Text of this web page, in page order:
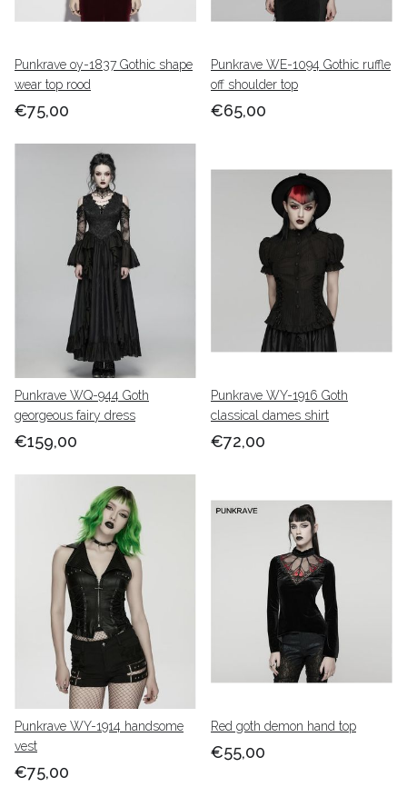
Punkrave oy-1837 Gothic shape
wear top rood
€75,00
Punkrave WE-1094 Gothic ruffle
off shoulder top
€65,00
Punkrave WQ-944 Goth
georgeous fairy dress
€159,00
Punkrave WY-1916 Goth
classical dames shirt
€72,00
Punkrave WY-1914 handsome
vest
€75,00
Red goth demon hand top
€55,00